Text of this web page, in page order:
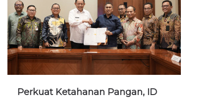
Perkuat Ketahanan Pangan, ID